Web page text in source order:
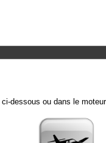
dessous ou dans le